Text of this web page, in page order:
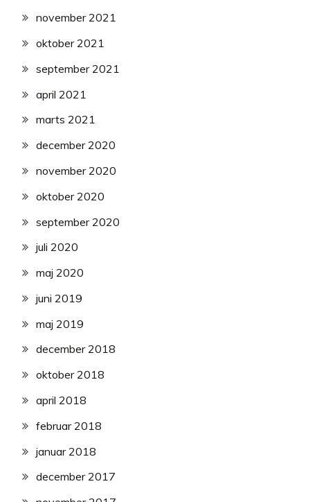
november 2021
oktober 2021
september 2021
april 2021
marts 2021
december 2020
november 2020
oktober 2020
september 2020
juli 2020
maj 2020
juni 2019
maj 2019
december 2018
oktober 2018
april 2018
februar 2018
januar 2018
december 2017